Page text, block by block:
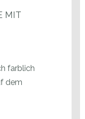
MIT
farblich
dem